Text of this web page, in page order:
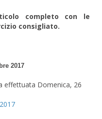
completo con le
consigliato.
2017
effettuata Domenica, 26